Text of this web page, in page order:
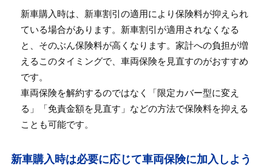
新車購入時は、新車割引の適用により保険料が抑えられ
ている場合があります。新車割引が適用されなくなる
と、そのぶん保険料が高くなります。家計への負担が増
えるこのタイミングで、車両保険を見直すのがおすすめ
です。
車両保険を解約するのではなく「限定カバー型に変え
る」「免責金額を見直す」などの方法で保険料を抑える
ことも可能です。
新車購入時は必要に応じて車両保険に加入しよう